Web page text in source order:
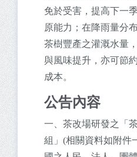
免於受害，提高下一
原能力；在降雨量分
茶樹豐產之灌溉水量
與風味提升，亦可節
成本。
公告內容
一、茶改場研發之「
組」(相關資料如附件